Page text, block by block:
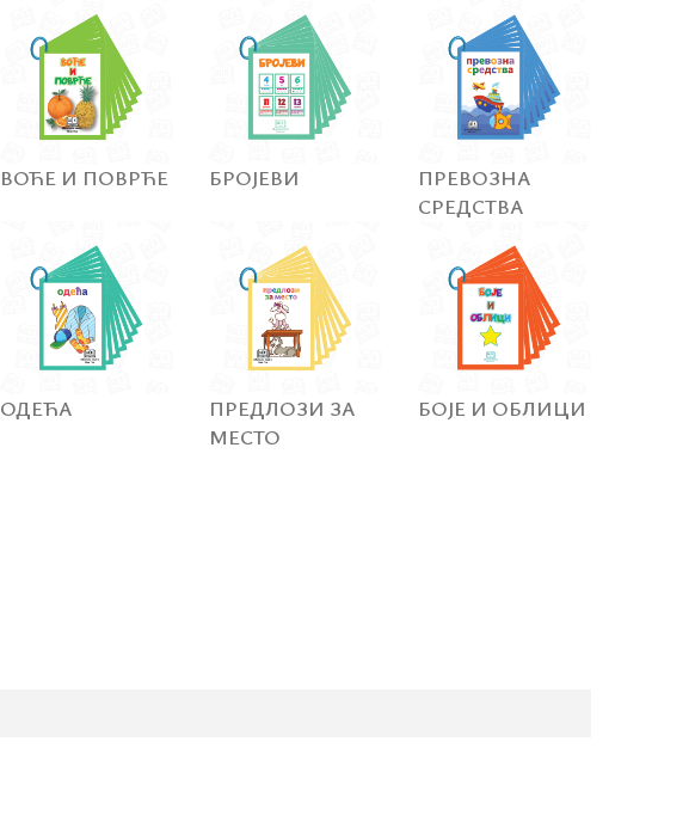
ВОЋЕ И ПОВРЋЕ БРОЈЕВИ
ПРЕВОЗНА
СРЕДСТВА
ОДЕЋА
ПРЕДЛОЗИ ЗА
МЕСТО
БОЈЕ И ОБЛИЦИ